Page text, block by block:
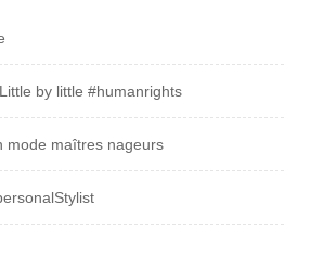
by little #humanrights
mode maîtres nageurs